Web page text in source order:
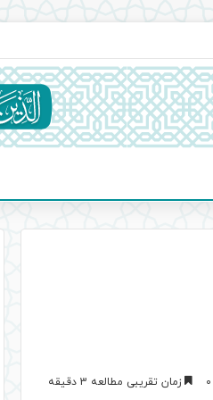
0 زمان تقریبی مطالعه 3 دقیقه